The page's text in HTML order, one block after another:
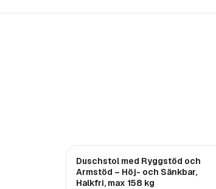
REA
Duschstol med Ryggstöd och
Armstöd – Höj- och Sänkbar,
Halkfri, max 158 kg